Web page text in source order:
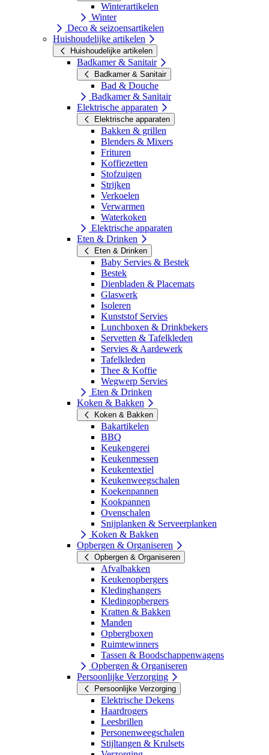
Winterartikelen
Winter
Deco & seizoensartikelen
Huishoudelijke artikelen
Huishoudelijke artikelen
Badkamer & Sanitair
Badkamer & Sanitair
Bad & Douche
Badkamer & Sanitair
Elektrische apparaten
Elektrische apparaten
Bakken & grillen
Blenders & Mixers
Frituren
Koffiezetten
Stofzuigen
Strijken
Verkoelen
Verwarmen
Waterkoken
Elektrische apparaten
Eten & Drinken
Eten & Drinken
Baby Servies & Bestek
Bestek
Dienbladen & Placemats
Glaswerk
Isoleren
Kunststof Servies
Lunchboxen & Drinkbekers
Servetten & Tafelkleden
Servies & Aardewerk
Tafelkleden
Thee & Koffie
Wegwerp Servies
Eten & Drinken
Koken & Bakken
Koken & Bakken
Bakartikelen
BBQ
Keukengerei
Keukenmessen
Keukentextiel
Keukenweegschalen
Koekenpannen
Kookpannen
Ovenschalen
Snijplanken & Serveerplanken
Koken & Bakken
Opbergen & Organiseren
Opbergen & Organiseren
Afvalbakken
Keukenopbergers
Kledinghangers
Kledingopbergers
Kratten & Bakken
Manden
Opbergboxen
Ruimtewinners
Tassen & Boodschappenwagens
Opbergen & Organiseren
Persoonlijke Verzorging
Persoonlijke Verzorging
Elektrische Dekens
Haardrogers
Leesbrillen
Personenweegschalen
Stijltangen & Krulsets